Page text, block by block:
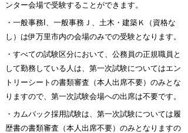
ンター会場で受験することができます。
・一般事務I、一般事務Ｊ 、土木・建築Ｋ（資格な
し）は伊万里市内の会場のみでの受験となります。
・すべての試験区分において、公務員の正規職員と
して勤務している人は、第一次試験についてはエン
トリーシートの書類審査（本人出席不要）のみとな
りますので、第一次試験会場への出席は不要です。
・カムバック採用試験は、第一次試験については履
歴書の書類審査（本人出席不要）のみとなりますの